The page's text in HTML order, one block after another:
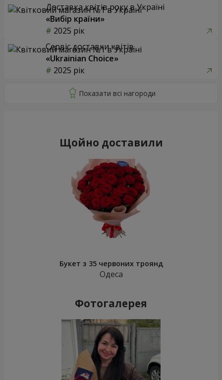
Доставка квітів року в Україні
«Вибір країни»
2025 рік
Сервіс доставки квітів
«Ukrainian Choice»
2025 рік
Щойно доставили
Букет з 35 червоних троянд
Одеса
Фотогалерея